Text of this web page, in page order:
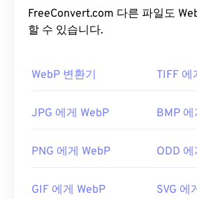
CR2 파일을 어떻게 여
과Mac용 Adobe Lightroom도고
Raw( UFRaw)와 MicrosoftRaw
사용할 수 없기 때문에 많은 사용
30% 더 작지만 시각적 품질은 비
미지는 웹 페이지와 모바일 애플리
WebP 파일을 어떻게
WebP 파일을 여는 기본 프로그램
일은 GIMP 와 Microsoft Paint 에
니다. Chrome을 제외한 모든 웹 브
FreeConvert.com 다른 파일도 WebP 형식으로 변환
할 수 있습니다.
WebP 변환기 TIFF 에
JPG 에게 WebP BMP
PNG 에게 WebP ODD
GIF 에게 WebP SVG 에